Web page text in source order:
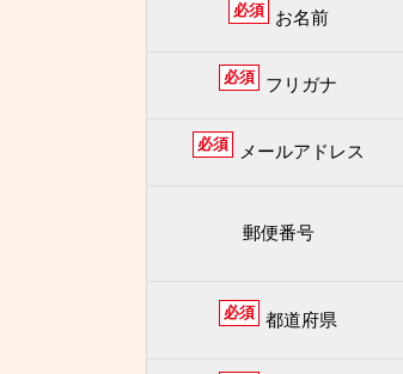
必須 お名前
必須 フリガナ
必須 メールアドレス
郵便番号
必須 都道府県